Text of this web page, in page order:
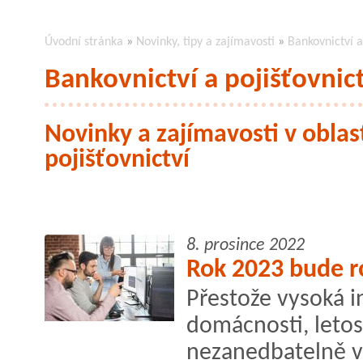
Úvodní stránka » Novinky, tipy a zajímavosti » Bankovnictví
Bankovnictví a
Novinky a zajímavosti v
pojišťovnictví
8. prosince 2022
Rok 2023 bude
Přestože vysoká
domácnosti,
nezanedbatelně